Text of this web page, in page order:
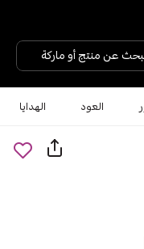
عن منتج أو ماركة
العود الهدايا